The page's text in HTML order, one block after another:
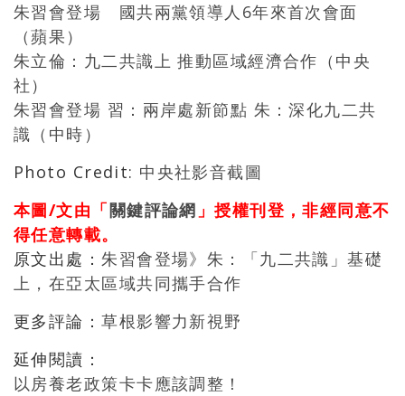
朱習會登場 國共兩黨領導人6年來首次會面
（蘋果）
朱立倫：九二共識上 推動區域經濟合作（中央
社）
朱習會登場 習：兩岸處新節點 朱：深化九二共
識（中時）
Photo Credit: 中央社影音截圖
本圖/文由「關鍵評論網 」授權刊登，非經同意不
得任意轉載。
原文出處：朱習會登場》朱：「九二共識」基礎
上，在亞太區域共同攜手合作
更多評論：草根影響力新視野
延伸閱讀：
以房養老政策卡卡應該調整！